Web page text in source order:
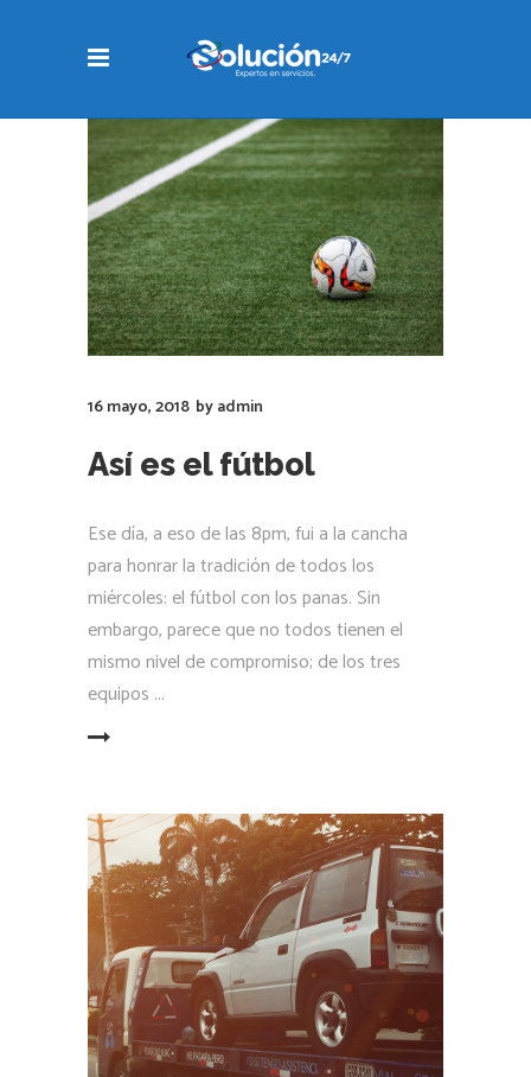
16 mayo, 2018 byadmin
Así es el fútbol
Ese día, a eso de las 8pm, fui a la cancha
para honrar la tradición de todos los
miércoles: el fútbol con los panas. Sin
embargo, parece que no todos tienen el
mismo nivel de compromiso; de los tres
equipos